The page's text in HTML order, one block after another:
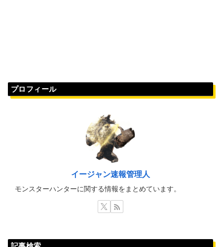
プロフィール
イージャン速報管理人
モンスターハンターに関する情報をまとめています。